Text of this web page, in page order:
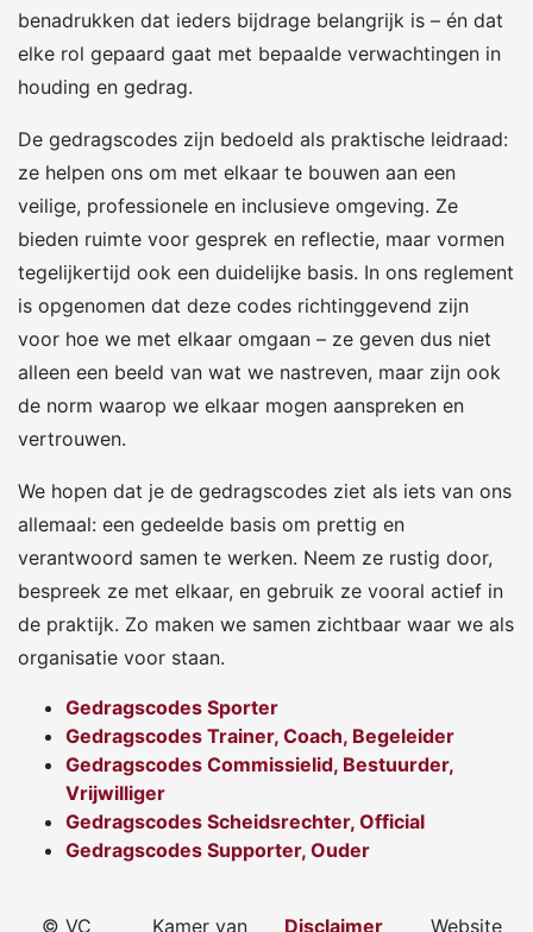
benadrukken dat ieders bijdrage belangrijk is – én dat
elke rol gepaard gaat met bepaalde verwachtingen in
houding en gedrag.
De gedragscodes zijn bedoeld als praktische leidraad:
ze helpen ons om met elkaar te bouwen aan een
veilige, professionele en inclusieve omgeving. Ze
bieden ruimte voor gesprek en reflectie, maar vormen
tegelijkertijd ook een duidelijke basis. In ons reglement
is opgenomen dat deze codes richtinggevend zijn
voor hoe we met elkaar omgaan – ze geven dus niet
alleen een beeld van wat we nastreven, maar zijn ook
de norm waarop we elkaar mogen aanspreken en
vertrouwen.
We hopen dat je de gedragscodes ziet als iets van ons
allemaal: een gedeelde basis om prettig en
verantwoord samen te werken. Neem ze rustig door,
bespreek ze met elkaar, en gebruik ze vooral actief in
de praktijk. Zo maken we samen zichtbaar waar we als
organisatie voor staan.
Gedragscodes Sporter
Gedragscodes Trainer, Coach, Begeleider
Gedragscodes Commissielid, Bestuurder,
Vrijwilliger
Gedragscodes Scheidsrechter, Official
Gedragscodes Supporter, Ouder
© VC Kamer van Disclaimer Website